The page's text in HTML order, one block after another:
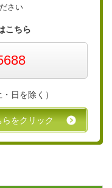
さい
こちら
・日を除く）
をクリック